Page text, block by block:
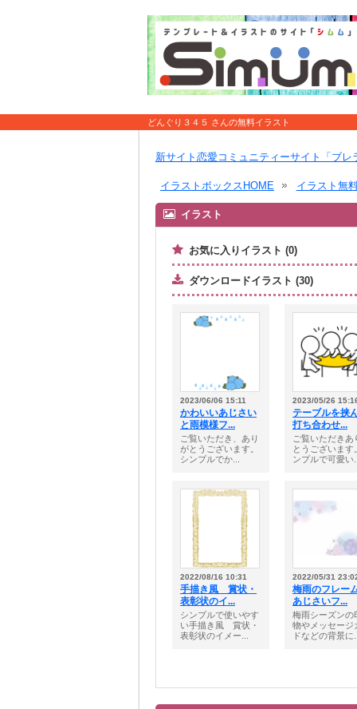
どんぐり３４５ さんの無料イラスト
新サイト恋愛コミュニティーサイト「ブレ
イラストボックスHOME イラスト無
イラスト
お気に入りイラスト (0)
ダウンロードイラスト (30)
2023/06/06 15:11
かわいいあじさい
と雨模様フ...
ご覧いただき、あり
がとうございます。
シンプルでか...
2023/05/26
テーブルを挟
打ち合わせ...
ご覧いただきあ
とうございます
ンプルで可愛い
2022/08/16 10:31
手描き風 賞状・
表彰状のイ...
シンプルで使いやす
い手描き風 賞状・
表彰状のイメー...
2022/05/31
梅雨のフレ
あじさいフ...
梅雨シーズンの
物やメッセージ
ドなどの背景に